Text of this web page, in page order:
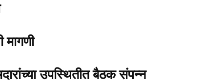
मागणी
उपस्थितीत बैठक संपन्न